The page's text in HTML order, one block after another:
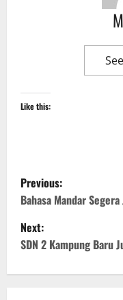
Like this:
P
o
s
Previous:
Bahasa Mandar
Next:
SDN 2 Kampung Baru